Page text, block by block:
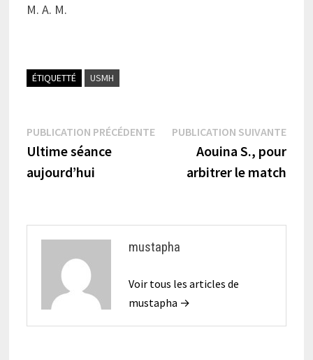
M. A. M.
ÉTIQUETTÉ USMH
Navigation
de
l’article
PUBLICATION PRÉCÉDENTEPublication
précédente :
Ultime séance
aujourd’hui
PUBLICATION SUIVANTE
Aouina S., pour
arbitrer le match
mustapha
Voir tous les articles de
mustapha →